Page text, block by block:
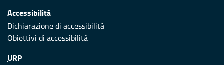
Accessibilità
Dichiarazione di accessibilità
Obiettivi di accessibilità
URP